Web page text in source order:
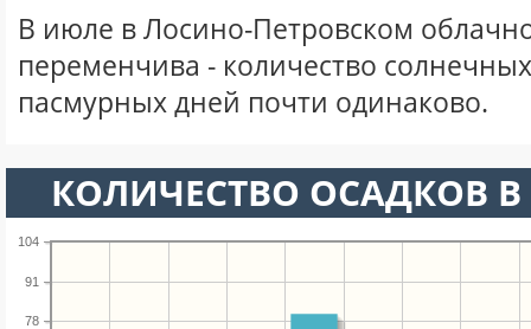
В июле в Лосино-Петровском
переменчива - количество
пасмурных дней почти одинаково.
КОЛИЧЕСТВО ОСАДКОВ
78
91
104